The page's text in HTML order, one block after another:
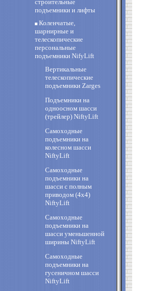
строительные
подъемники и лифты
Коленчатые,
шарнирные и
телескопические
персональные
подъемники NifyLift
Вертикальные
телескопические
подъемники Zarges
Подъемники на
одноосном шасси
(трейлер) NiftyLift
Самоходные
подъемники на
колесном шасси
NiftyLift
Самоходные
подъемники на
шасси с полным
приводом (4х4)
NiftyLift
Самоходные
подъемники на
шасси уменьшенной
ширины NiftyLift
Самоходные
подъемники на
гусеничном шасси
NiftyLift